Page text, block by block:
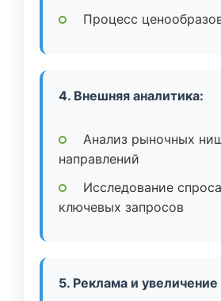
Процесс
4. Внешняя аналитика:
Анализ рыночных
направлений
Исследование
ключевых запросов
5. Реклама и